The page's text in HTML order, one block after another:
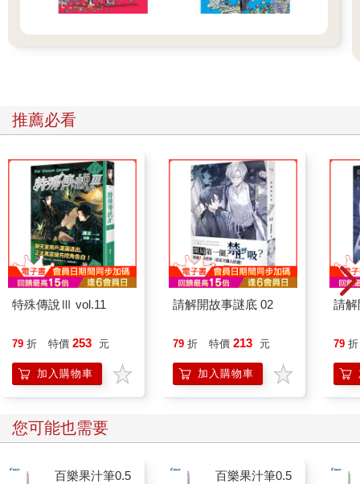
推薦必看
特殊傳說Ⅲ vol.11
79 折 特價 253 元
加入購物車
請解開故事謎底 02
79 折 特價 213 元
加入購物車
請解
79 折
您可能也需要
百樂果汁筆0.5
百樂果汁筆0.5